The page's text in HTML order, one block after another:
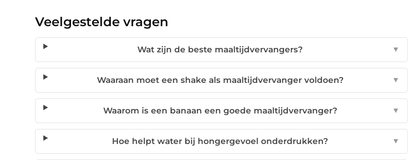
Veelgestelde vragen
Wat zijn de beste maaltijdvervangers? ▼
Waaraan moet een shake als maaltijdvervanger voldoen? ▼
Waarom is een banaan een goede maaltijdvervanger? ▼
Hoe helpt water bij hongergevoel onderdrukken? ▼